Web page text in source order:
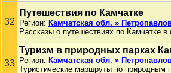
32
Путешествия по Камчатке
Регион: Камчатская обл. »
Рассказы о путешествиях по Камчатке
33
Туризм в природных парках
Регион: Камчатская обл. »
Туристические маршруты по природным